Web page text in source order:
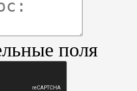
поля